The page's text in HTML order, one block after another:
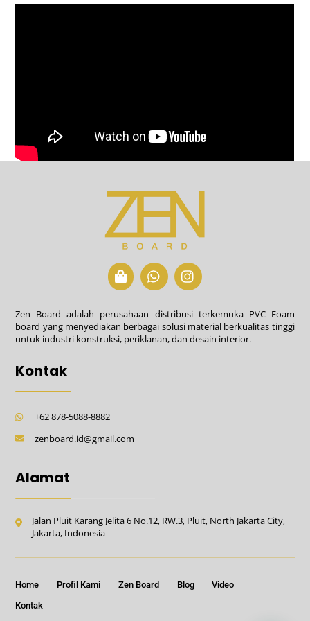
Icon
Icon
Icon
Zen Board adalah perusahaan distribusi terkemuka PVC Foam
board yang menyediakan berbagai solusi material berkualitas tinggi
untuk industri konstruksi, periklanan, dan desain interior.
Kontak
+62 878-5088-8882
zenboard.id@gmail.com
Alamat
Jalan Pluit Karang Jelita 6 No.12, RW.3, Pluit, North Jakarta City,
Jakarta, Indonesia
Home Profil Kami Zen Board Blog Video
Kontak